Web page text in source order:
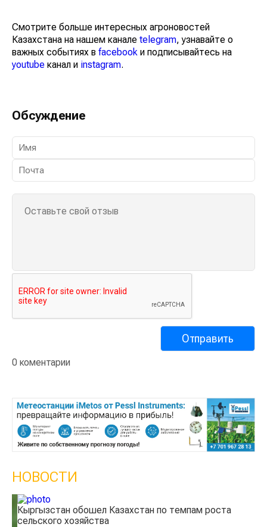
Смотрите больше интересных агроновостей
Казахстана на нашем канале telegram, узнавайте о
важных событиях в facebook и подписывайтесь на
youtube канал и instagram.
Обсуждение
0 коментарии
НОВОСТИ
Кыргызстан обошел Казахстан по темпам роста
сельского хозяйства